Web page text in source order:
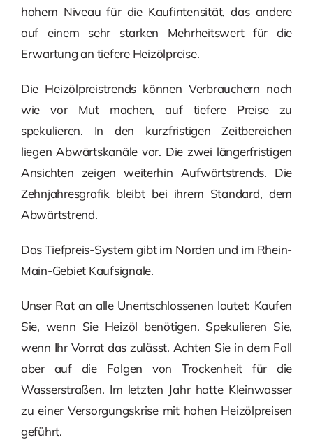
hohem Niveau für die Kaufintensität, das andere
auf einem sehr starken Mehrheitswert für die
Erwartung an tiefere Heizölpreise.
Die Heizölpreistrends können Verbrauchern nach
wie vor Mut machen, auf tiefere Preise zu
spekulieren. In den kurzfristigen Zeitbereichen
liegen Abwärtskanäle vor. Die zwei längerfristigen
Ansichten zeigen weiterhin Aufwärtstrends. Die
Zehnjahresgrafik bleibt bei ihrem Standard, dem
Abwärtstrend.
Das Tiefpreis-System gibt im Norden und im Rhein-
Main-Gebiet Kaufsignale.
Unser Rat an alle Unentschlossenen lautet: Kaufen
Sie, wenn Sie Heizöl benötigen. Spekulieren Sie,
wenn Ihr Vorrat das zulässt. Achten Sie in dem Fall
aber auf die Folgen von Trockenheit für die
Wasserstraßen. Im letzten Jahr hatte Kleinwasser
zu einer Versorgungskrise mit hohen Heizölpreisen
geführt.